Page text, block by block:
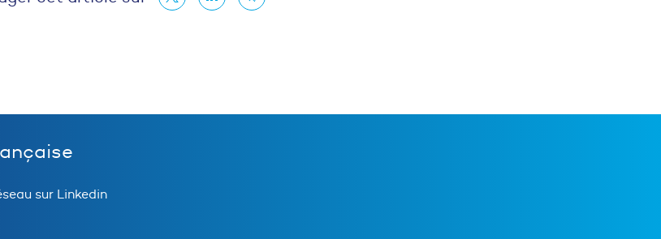
sur Linkedin